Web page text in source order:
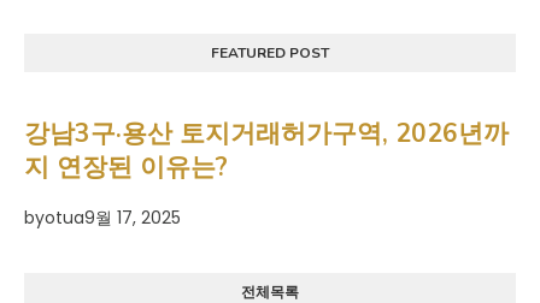
FEATURED POST
강남3구·용산 토지거래허가구역, 2026년까
지 연장된 이유는?
byotua9월 17, 2025
전체목록